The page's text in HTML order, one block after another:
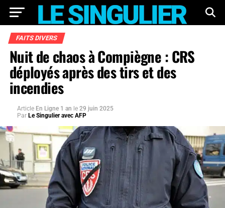
FAITS DIVERS
Nuit de chaos à Compiègne : CRS
déployés après des tirs et des
incendies
Article En Ligne 1 an le 29 juin 2025
Par Le Singulier avec AFP